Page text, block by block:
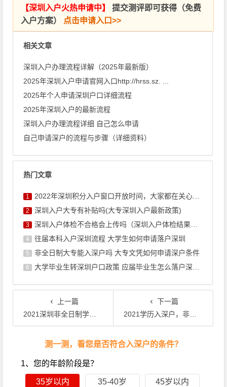
【深圳入户火热申请中】
提交测评即可获得（免费
入户方案）
点击申请入口>>
相关文章
深圳入户办理流程详解（2025年最新版）
2025年深圳入户申请官网入口http://hrss.sz. ...
2025年个人申请深圳户口详细流程
​2025年深圳入户的最新流程
深圳入户办理流程详细 自己怎么申请
自己申请深户的流程与步骤（详细资料）
热门文章
1 2022年深圳积分入户窗口开放时间，大家都在关心的！
2 深圳入户大专有补贴吗(大专深圳入户最新政策)
3 深圳入户体检不合格会上传吗（深圳入户体检结果不合格怎么办）
4 往届本科入户深圳流程 大学生如何申请落户深圳
5 非全日制大专能入深户吗 大专文凭如何申请深户条件
6 大学毕业生转深圳户口政策 应届毕业生怎么落户深圳流程
上一篇
2021深圳非全日制学历入深户，有什么方式
下一篇
2021学历入深户，非全职学历还能办深圳户口吗
测一测，看您是否符合入深户的条件？
1、您的年龄阶段是？
35岁以内 35-40岁 45岁以内